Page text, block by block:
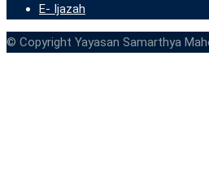
E- Ijazah
© Copyright Yayasan Samarthya